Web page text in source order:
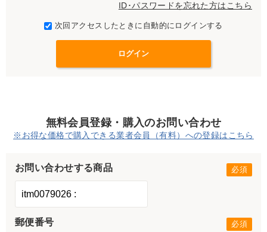
ID･パスワードを忘れた方はこちら
次回アクセスしたときに自動的にログインする
無料会員登録・購入のお問い合わせ
※お得な価格で購入できる業者会員（有料）への登録はこちら
お問い合わせする商品
郵便番号